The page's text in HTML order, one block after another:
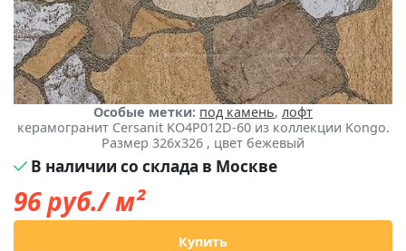
Особые метки: под камень, лофт
керамогранит Cersanit KO4P012D-60 из коллекции Kongo.
Размер 326x326 , цвет бежевый
В наличии со склада в Москве
96руб./ м²
Купить